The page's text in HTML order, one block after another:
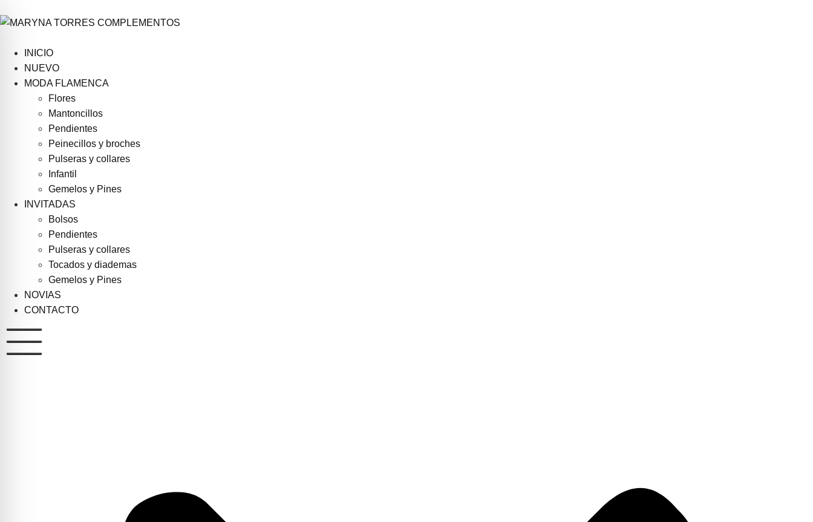
INICIO
NUEVO
MODA FLAMENCA
Flores
Mantoncillos
Pendientes
Peinecillos y broches
Pulseras y collares
Infantil
Gemelos y Pines
INVITADAS
Bolsos
Pendientes
Pulseras y collares
Tocados y diademas
Gemelos y Pines
NOVIAS
CONTACTO